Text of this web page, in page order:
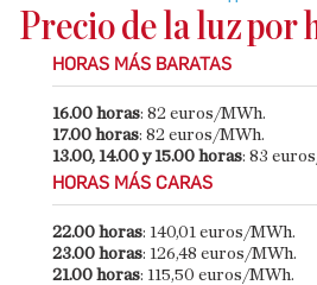
Precio de la luz por
HORAS MÁS BARATAS
16.00 horas: 82 euros/MWh.
17.00 horas: 82 euros/MWh.
13.00, 14.00 y 15.00 horas: 83
HORAS MÁS CARAS
22.00 horas: 140,01 euros/MWh.
23.00 horas: 126,48 euros/MWh.
21.00 horas: 115,50 euros/MWh.